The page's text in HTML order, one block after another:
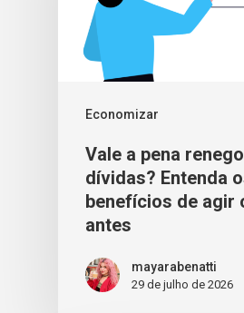
Economizar
Vale a pena
dívidas? Entenda
benefícios de agir
antes
mayarabenatti
29 de julho de 2026